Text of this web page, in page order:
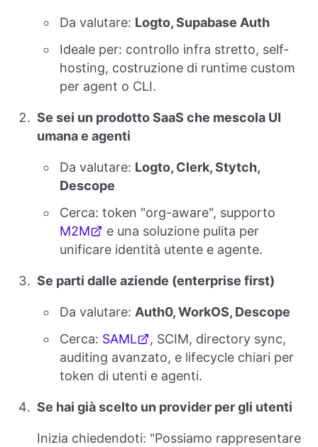
Da valutare: Logto, Supabase Auth
Ideale per: controllo infra stretto, self-
hosting, costruzione di runtime custom
per agent o CLI.
Se sei un prodotto SaaS che mescola UI
umana e agenti
Da valutare: Logto, Clerk, Stytch,
Descope
Cerca: token "org-aware", supporto
M2M
e una soluzione pulita per
unificare identità utente e agente.
Se parti dalle aziende (enterprise first)
Da valutare: Auth0, WorkOS, Descope
Cerca: SAML
, SCIM, directory sync,
auditing avanzato, e lifecycle chiari per
token di utenti e agenti.
Se hai già scelto un provider per gli utenti
Inizia chiedendoti: "Possiamo rappresentare